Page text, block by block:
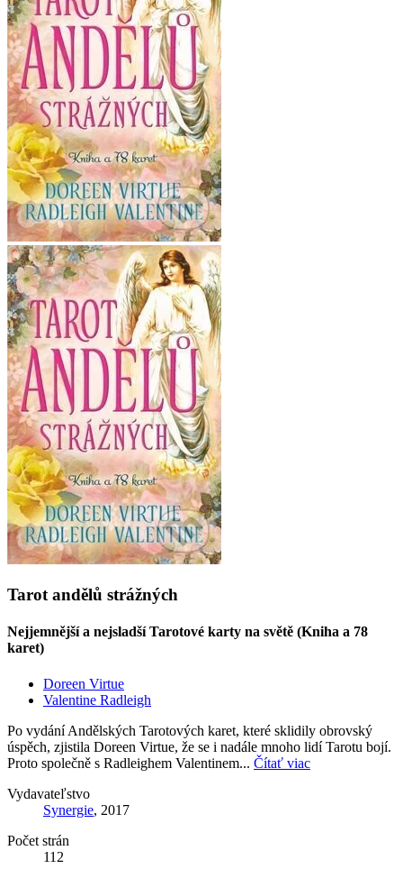
Tarot andělů strážných
Nejjemnější a nejsladší Tarotové karty na světě (Kniha a 78
karet)
Doreen Virtue
Valentine Radleigh
Po vydání Andělských Tarotových karet, které sklidily obrovský
úspěch, zjistila Doreen Virtue, že se i nadále mnoho lidí Tarotu bojí.
Proto společně s Radleighem Valentinem... Čítať viac
Vydavateľstvo
Synergie, 2017
Počet strán
112